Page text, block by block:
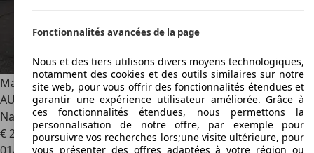
Mazda 33 Sedan 2.0i e-Skyactiv * Steveny SMS
AUTOMOTIVE * Garantie EUROP ASSISTANCE * Caméra *
Navi *Carplay * Sièges chauffants
€ 20 990
Fonctionnalités avancées de la page
Nous et des tiers utilisons divers moyens technologiques,
notamment des cookies et des outils similaires sur notre
site web, pour vous offrir des fonctionnalités étendues et
garantir une expérience utilisateur améliorée. Grâce à
ces fonctionnalités étendues, nous permettons la
personnalisation de notre offre, par exemple pour
poursuivre vos recherches lors;une visite ultérieure, pour
vous présenter des offres adaptées à votre région ou